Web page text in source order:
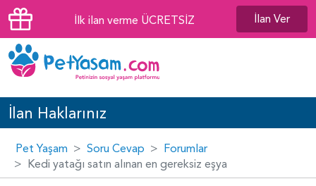
İlk ilan verme ÜCRETSİZ İlan Ver
İlan Haklarınız
Pet Yaşam Soru Cevap
Forumlar
Kedi yatağı satın alınan en gereksiz eşya